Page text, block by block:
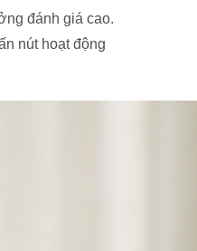
đánh giá cao.
nút hoạt động